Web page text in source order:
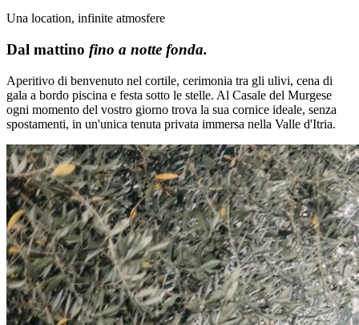
Una location, infinite atmosfere
Dal mattino fino a notte fonda.
Aperitivo di benvenuto nel cortile, cerimonia tra gli ulivi, cena di
gala a bordo piscina e festa sotto le stelle. Al Casale del Murgese
ogni momento del vostro giorno trova la sua cornice ideale, senza
spostamenti, in un'unica tenuta privata immersa nella Valle d'Itria.